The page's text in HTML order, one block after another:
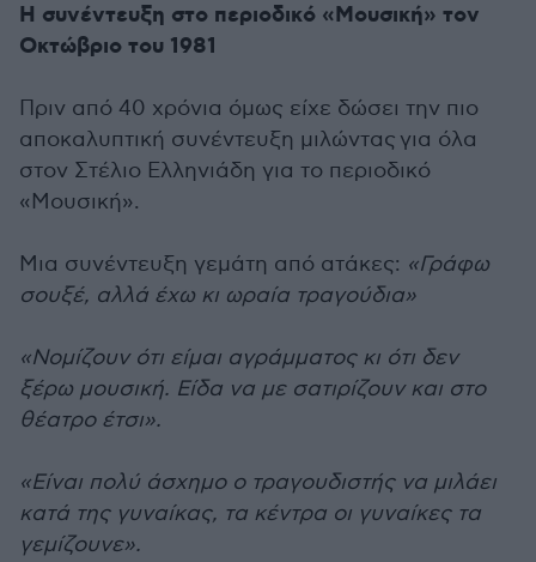
Η συνέντευξη στο περιοδικό «Μουσική» τον
Οκτώβριο του 1981
Πριν από 40 χρόνια όμως είχε δώσει την πιο
αποκαλυπτική συνέντευξη μιλώντας για όλα
στον Στέλιο Ελληνιάδη για το περιοδικό
«Μουσική».
Μια συνέντευξη γεμάτη από ατάκες: «Γράφω
σουξέ, αλλά έχω κι ωραία τραγούδια»
«Νομίζουν ότι είμαι αγράμματος κι ότι δεν
ξέρω μουσική. Είδα να με σατιρίζουν και στο
θέατρο έτσι».
«Είναι πολύ άσχημο ο τραγουδιστής να μιλάει
κατά της γυναίκας, τα κέντρα οι γυναίκες τα
γεμίζουνε».